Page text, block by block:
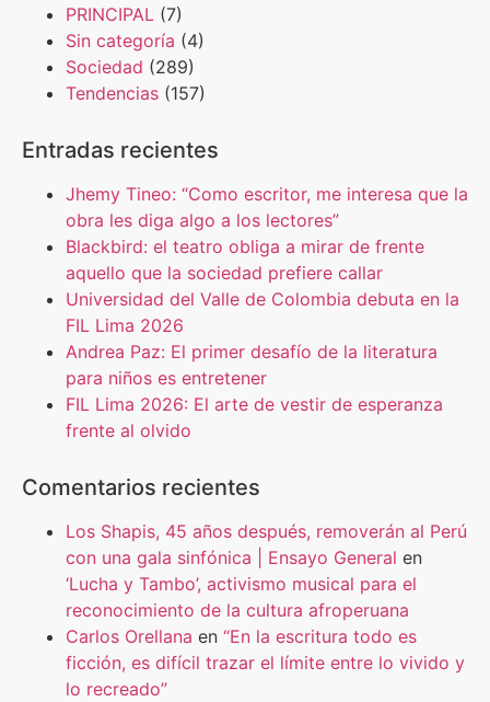
PRINCIPAL (7)
Sin categoría (4)
Sociedad (289)
Tendencias (157)
Entradas recientes
Jhemy Tineo: “Como escritor, me interesa que la
obra les diga algo a los lectores”
Blackbird: el teatro obliga a mirar de frente
aquello que la sociedad prefiere callar
Universidad del Valle de Colombia debuta en la
FIL Lima 2026
Andrea Paz: El primer desafío de la literatura
para niños es entretener
FIL Lima 2026: El arte de vestir de esperanza
frente al olvido
Comentarios recientes
Los Shapis, 45 años después, removerán al Perú
con una gala sinfónica | Ensayo General en
‘Lucha y Tambo’, activismo musical para el
reconocimiento de la cultura afroperuana
Carlos Orellana en “En la escritura todo es
ficción, es difícil trazar el límite entre lo vivido y
lo recreado”